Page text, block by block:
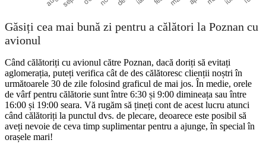
Găsiți cea mai bună zi pentru a călători la Poznan cu
avionul
Când călătoriți cu avionul către Poznan, dacă doriți să evitați
aglomerația, puteți verifica cât de des călătoresc clienții noștri în
următoarele 30 de zile folosind graficul de mai jos. În medie, orele
de vârf pentru călătorie sunt între 6:30 și 9:00 dimineața sau între
16:00 și 19:00 seara. Vă rugăm să țineți cont de acest lucru atunci
când călătoriți la punctul dvs. de plecare, deoarece este posibil să
aveți nevoie de ceva timp suplimentar pentru a ajunge, în special în
orașele mari!